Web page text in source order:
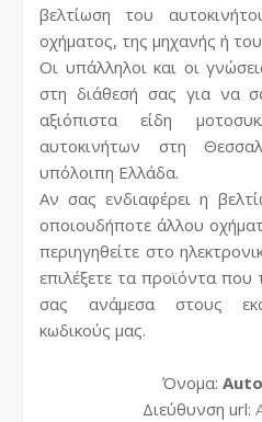
βελτίωση του
οχήματος, της μηχανής ή
Οι υπάλληλοι και οι
στη διάθεσή σας για να
αξιόπιστα είδη
αυτοκινήτων στη
υπόλοιπη Ελλάδα.
Αν σας ενδιαφέρει η
οποιουδήποτε άλλου
περιηγηθείτε στο
επιλέξετε τα προϊόντα που
σας ανάμεσα στους
κωδικούς μας.
Όνομα:
Διεύθυνση url: